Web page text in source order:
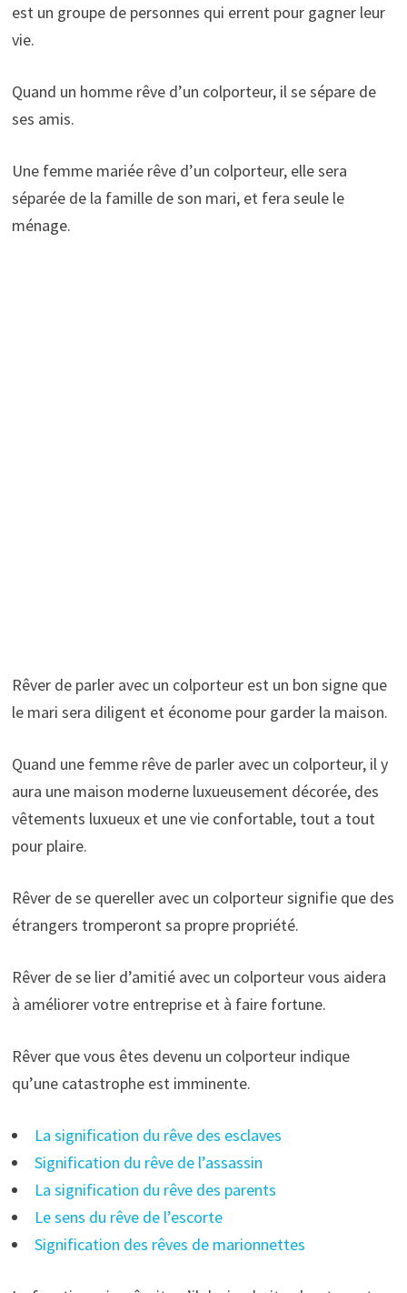
est un groupe de personnes qui errent pour gagner leur
vie.
Quand un homme rêve d’un colporteur, il se sépare de
ses amis.
Une femme mariée rêve d’un colporteur, elle sera
séparée de la famille de son mari, et fera seule le
ménage.
Rêver de parler avec un colporteur est un bon signe que
le mari sera diligent et économe pour garder la maison.
Quand une femme rêve de parler avec un colporteur, il y
aura une maison moderne luxueusement décorée, des
vêtements luxueux et une vie confortable, tout a tout
pour plaire.
Rêver de se quereller avec un colporteur signifie que des
étrangers tromperont sa propre propriété.
Rêver de se lier d’amitié avec un colporteur vous aidera
à améliorer votre entreprise et à faire fortune.
Rêver que vous êtes devenu un colporteur indique
qu’une catastrophe est imminente.
La signification du rêve des esclaves
Signification du rêve de l’assassin
La signification du rêve des parents
Le sens du rêve de l’escorte
Signification des rêves de marionnettes